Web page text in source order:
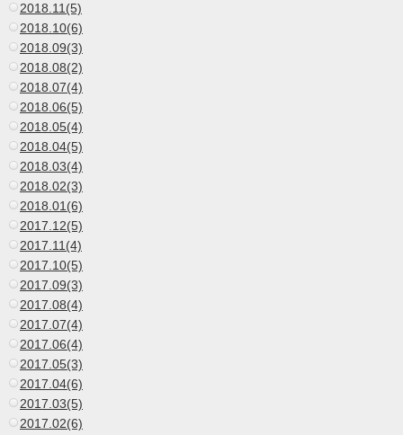
2018.11(5)
2018.10(6)
2018.09(3)
2018.08(2)
2018.07(4)
2018.06(5)
2018.05(4)
2018.04(5)
2018.03(4)
2018.02(3)
2018.01(6)
2017.12(5)
2017.11(4)
2017.10(5)
2017.09(3)
2017.08(4)
2017.07(4)
2017.06(4)
2017.05(3)
2017.04(6)
2017.03(5)
2017.02(6)